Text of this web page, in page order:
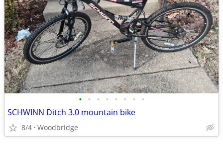
• • • • • • • •
SCHWINN Ditch 3.0 mountain bike
8/4 Woodbridge